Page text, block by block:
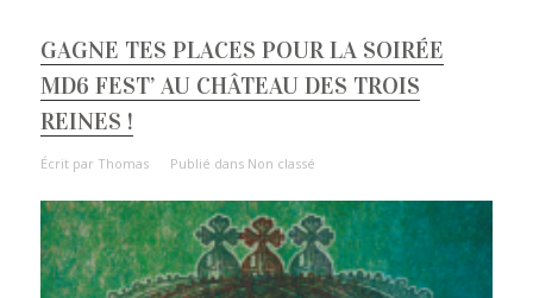
GAGNE TES PLACES POUR LA SOIRÉE
MD6 FEST’ AU CHÂTEAU DES TROIS
REINES !
Écrit par Thomas Publié dans Non classé